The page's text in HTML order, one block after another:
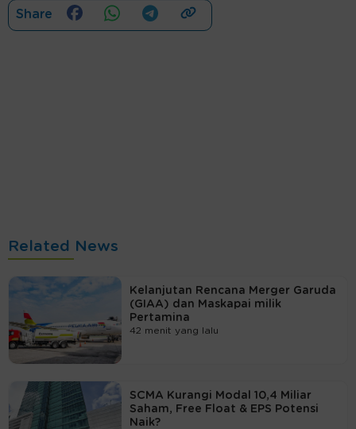
Share
Related News
Kelanjutan Rencana Merger Garuda
(GIAA) dan Maskapai milik
Pertamina
42 menit yang lalu
SCMA Kurangi Modal 10,4 Miliar
Saham, Free Float & EPS Potensi
Naik?